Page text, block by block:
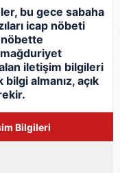
bu gece sabaha
icap nöbeti
alan iletişim bilgileri
almanız, açık
Bilgileri